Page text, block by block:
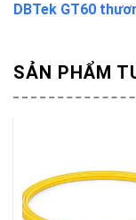
DBTek GT60
SẢN PHẨM